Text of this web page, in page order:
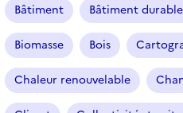
Bâtiment Bâtiment durable
Biomasse Bois
Chaleur renouvelable